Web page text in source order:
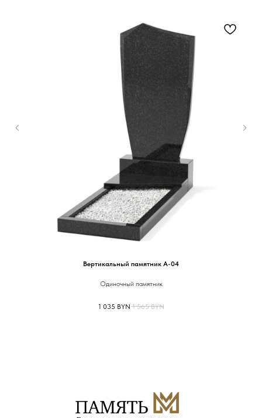
Вертикальный памятник А-04
Одиночный памятник
1 035 BYN 1 565 BYN